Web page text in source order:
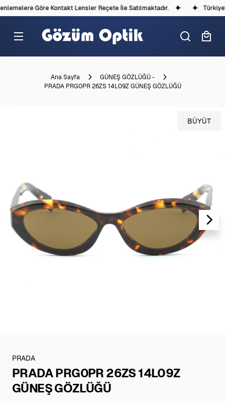
Göre Kontakt Lensler Reçete İle Satılmaktadır.
Ana Sayfa
GÜNEŞ GÖZLÜĞÜ -
PRADA PRG0PR 26ZS 14L09Z GÜNEŞ GÖZLÜĞÜ
BÜYÜT
PRADA
PRADA PRG0PR 26ZS 14L09Z
GÜNEŞ GÖZLÜĞÜ